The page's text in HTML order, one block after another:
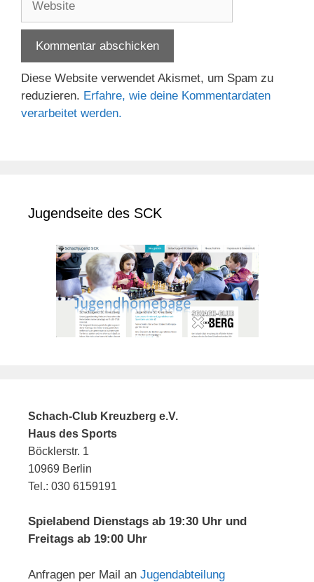
Diese Website verwendet Akismet, um Spam zu
reduzieren. Erfahre, wie deine Kommentardaten
verarbeitet werden.
Jugendseite des SCK
Schach-Club Kreuzberg e.V.
Haus des Sports
Böcklerstr. 1
10969 Berlin
Tel.: 030 6159191
Spielabend Dienstags ab 19:30 Uhr und
Freitags ab 19:00 Uhr
Anfragen per Mail an Jugendabteilung